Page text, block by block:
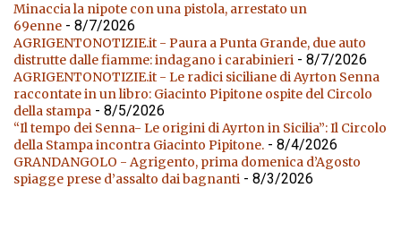
Minaccia la nipote con una pistola, arrestato un
69enne - 8/7/2026
AGRIGENTONOTIZIE.it - Paura a Punta Grande, due auto
distrutte dalle fiamme: indagano i carabinieri - 8/7/2026
AGRIGENTONOTIZIE.it - Le radici siciliane di Ayrton Senna
raccontate in un libro: Giacinto Pipitone ospite del Circolo
della stampa - 8/5/2026
“Il tempo dei Senna- Le origini di Ayrton in Sicilia”: Il Circolo
della Stampa incontra Giacinto Pipitone. - 8/4/2026
GRANDANGOLO - Agrigento, prima domenica d’Agosto
spiagge prese d’assalto dai bagnanti - 8/3/2026